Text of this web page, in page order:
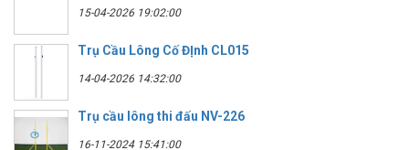
15-04-2026 19:02:00
Trụ Cầu Lông Cố ĐỊnh CL015
14-04-2026 14:32:00
Trụ cầu lông thi đấu NV-226
16-11-2024 15:41:00